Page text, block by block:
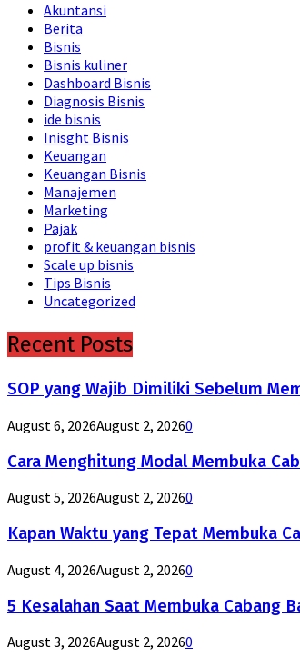
Akuntansi
Berita
Bisnis
Bisnis kuliner
Dashboard Bisnis
Diagnosis Bisnis
ide bisnis
Inisght Bisnis
Keuangan
Keuangan Bisnis
Manajemen
Marketing
Pajak
profit & keuangan bisnis
Scale up bisnis
Tips Bisnis
Uncategorized
Recent Posts
SOP yang Wajib Dimiliki Sebelum
August 6, 2026August 2, 20260
Cara Menghitung Modal Membuka
August 5, 2026August 2, 20260
Kapan Waktu yang Tepat Membuka
August 4, 2026August 2, 20260
5 Kesalahan Saat Membuka Cabang
August 3, 2026August 2, 20260